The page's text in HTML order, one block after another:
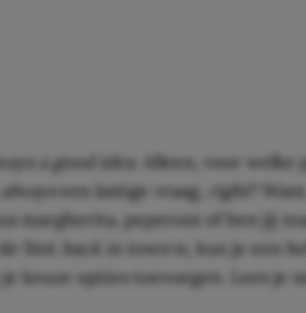
a good idea. Alleen, voor welke
alwayseen lastige vraag, right
?
mar­g­heri­ta, peperoni of ben jij
Sint
back in town is, kun je een
je keuze opties toevoegen. Lees je